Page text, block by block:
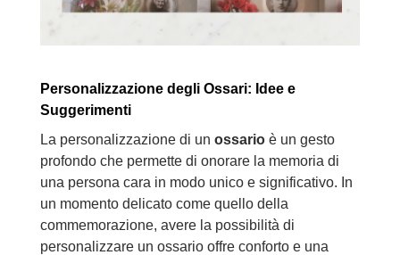
Personalizzazione degli Ossari: Idee e
Suggerimenti
La personalizzazione di un ossarioè un gesto
profondo che permette di onorare la memoria di
una persona cara in modo unico e significativo. In
un momento delicato come quello della
commemorazione, avere la possibilità di
personalizzare un ossario offre conforto e una